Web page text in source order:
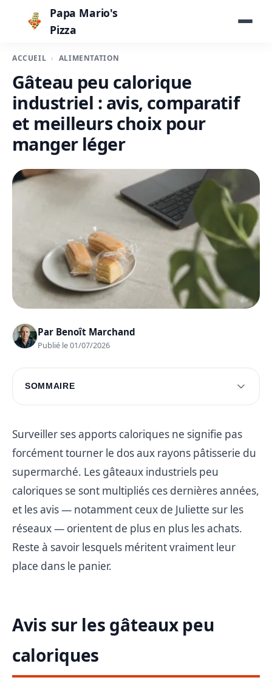
Papa Mario's
Pizza
ACCUEIL ALIMENTATION
Gâteau peu calorique
industriel : avis, comparatif
et meilleurs choix pour
manger léger
Par Benoît Marchand
Publié le 01/07/2026
SOMMAIRE
Avis sur les gâteaux peu caloriques
Comparatif des marques populaires
Meilleurs choix pour manger léger
Conseils pour choisir un gâteau peu calorique
Questions fréquentes
Surveiller ses apports caloriques ne signifie pas
forcément tourner le dos aux rayons pâtisserie du
supermarché. Les gâteaux industriels peu
caloriques se sont multipliés ces dernières années,
et les avis — notamment ceux de Juliette sur les
réseaux — orientent de plus en plus les achats.
Reste à savoir lesquels méritent vraiment leur
place dans le panier.
Avis sur les gâteaux peu
caloriques